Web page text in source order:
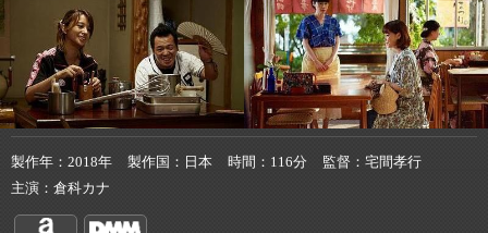
製作年 2018年 製作国 日本 時間 116分 監督
宅間孝行
主演
倉科カナ